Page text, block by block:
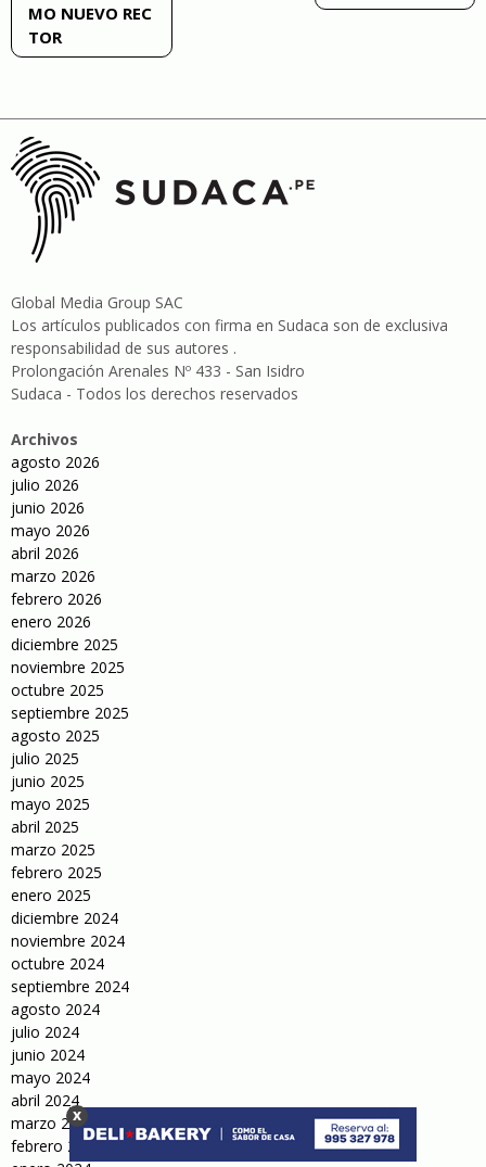
MO NUEVO REC
TOR
Global Media Group SAC
Los artículos publicados con firma en Sudaca son de exclusiva
responsabilidad de sus autores .
Prolongación Arenales Nº 433 - San Isidro
Sudaca - Todos los derechos reservados
Archivos
agosto 2026
julio 2026
junio 2026
mayo 2026
abril 2026
marzo 2026
febrero 2026
enero 2026
diciembre 2025
noviembre 2025
octubre 2025
septiembre 2025
agosto 2025
julio 2025
junio 2025
mayo 2025
abril 2025
marzo 2025
febrero 2025
enero 2025
diciembre 2024
noviembre 2024
octubre 2024
septiembre 2024
agosto 2024
julio 2024
junio 2024
mayo 2024
abril 2024
marzo 2024
febrero 2024
x